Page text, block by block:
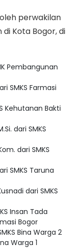
perwakilan
di Kota Bogor, di
Pembangunan
SMKS Farmasi
Kehutanan Bakti
dari SMKS
dari SMKS
SMKS Taruna
dari SMKS
Insan Tada
Bogor
Bina Warga 2
Warga 1